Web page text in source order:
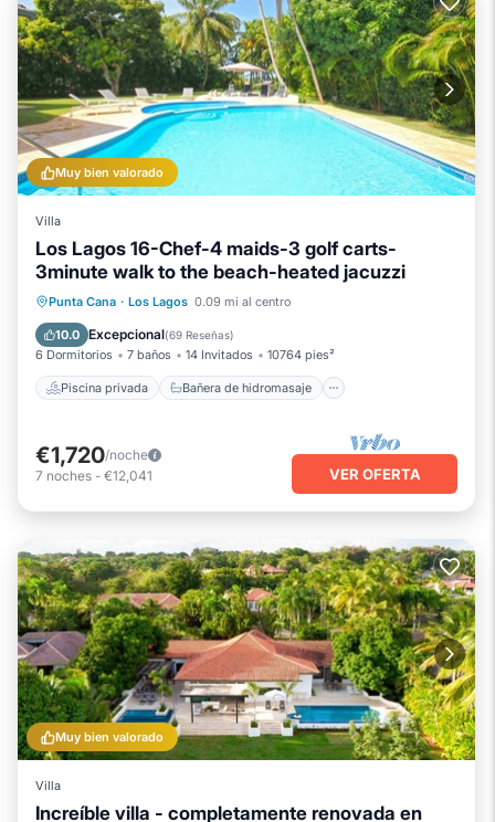
Muy bien valorado
Villa
Los Lagos 16-Chef-4 maids-3 golf carts-
3minute walk to the beach-heated jacuzzi
Punta Cana · Los Lagos 0.09 mi al centro
10.0 Excepcional(69 Reseñas)
6 Dormitorios 7 baños 14 Invitados 10764 pies²
Piscina privada Bañera de hidromasaje
Piscina privada
Bañera de hidromasaje
Piscina
Vista al mar
€1,720/noche
7 noches - €12,041 VER OFERTA
Muy bien valorado
Villa
Increíble villa - completamente renovada en